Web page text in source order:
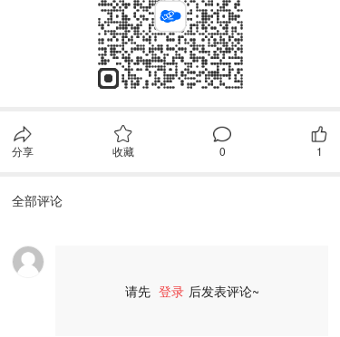
分享 收藏 0 1
全部评论
请先 登录 后发表评论~